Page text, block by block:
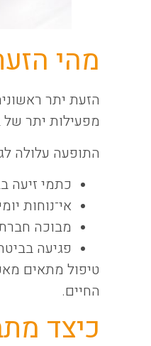
מהי
מפעילות יתר של
התופעה עלולה
כתמי זיעה
אי־נוחות
מבוכה
פגיעה
טיפול מתאים
החיים.
כיצד